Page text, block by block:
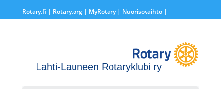
Rotary.fi | Rotary.org| MyRotary | Nuorisovaihto|
Lahti-Launeen Rotaryklubi ry